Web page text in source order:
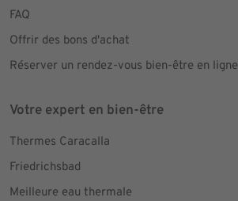
FAQ
Offrir des bons d'achat
Réserver un rendez-vous bien-être en ligne
Votre expert en bien-être
Thermes Caracalla
Friedrichsbad
Meilleure eau thermale